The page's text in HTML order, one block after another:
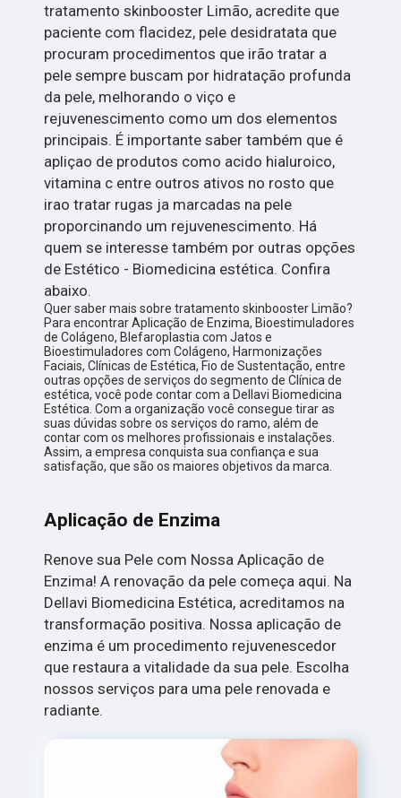
tratamento skinbooster Limão, acredite que
paciente com flacidez, pele desidratata que
procuram procedimentos que irão tratar a
pele sempre buscam por hidratação profunda
da pele, melhorando o viço e
rejuvenescimento como um dos elementos
principais. É importante saber também que é
apliçao de produtos como acido hialuroico,
vitamina c entre outros ativos no rosto que
irao tratar rugas ja marcadas na pele
proporcinando um rejuvenescimento. Há
quem se interesse também por outras opções
de Estético - Biomedicina estética. Confira
abaixo.
Quer saber mais sobre tratamento skinbooster Limão?
Para encontrar Aplicação de Enzima, Bioestimuladores
de Colágeno, Blefaroplastia com Jatos e
Bioestimuladores com Colágeno, Harmonizações
Faciais, Clínicas de Estética, Fio de Sustentação, entre
outras opções de serviços do segmento de Clínica de
estética, você pode contar com a Dellavi Biomedicina
Estética. Com a organização você consegue tirar as
suas dúvidas sobre os serviços do ramo, além de
contar com os melhores profissionais e instalações.
Assim, a empresa conquista sua confiança e sua
satisfação, que são os maiores objetivos da marca.
Aplicação de Enzima
Renove sua Pele com Nossa Aplicação de
Enzima! A renovação da pele começa aqui. Na
Dellavi Biomedicina Estética, acreditamos na
transformação positiva. Nossa aplicação de
enzima é um procedimento rejuvenescedor
que restaura a vitalidade da sua pele. Escolha
nossos serviços para uma pele renovada e
radiante.